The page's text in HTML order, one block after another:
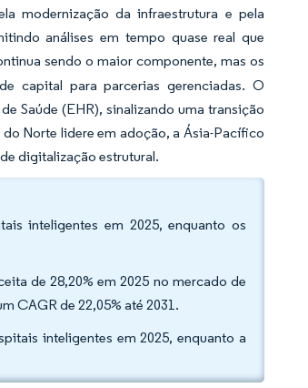
modernização da infraestrutura e pela
análises em tempo quase real que
sendo o maior componente, mas os
capital para parcerias gerenciadas. O
Saúde (EHR), sinalizando uma transição
Norte lidere em adoção, a Ásia-Pacífico
digitalização estrutural.
inteligentes em 2025, enquanto os
de 28,20% em 2025 no mercado de
CAGR de 22,05% até 2031.
inteligentes em 2025, enquanto a